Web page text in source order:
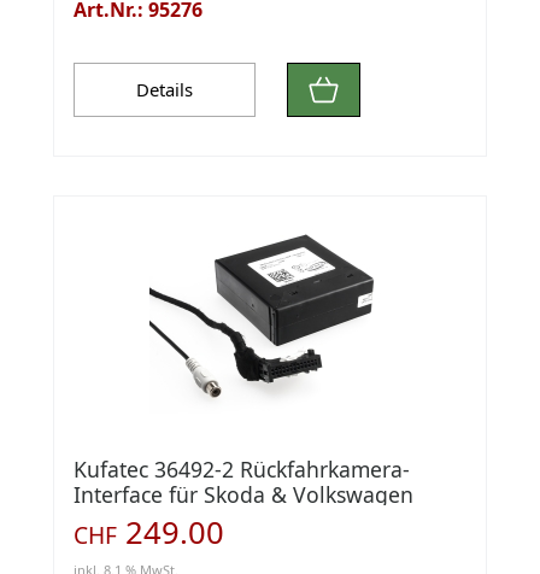
Art.Nr.: 95276
Details
Kufatec 36492-2 Rückfahrkamera-
Interface für Skoda & Volkswagen
Navigationssyste
CHF 249.00
inkl. 8.1 % MwSt.